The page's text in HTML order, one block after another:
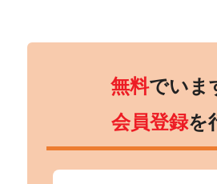
無料でいま
会員登録を